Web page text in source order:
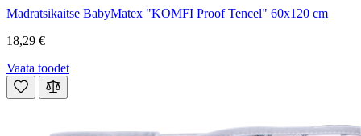
Madratsikaitse BabyMatex "KOMFI Proof Tencel" 60x120 cm
18,29 €
Vaata toodet